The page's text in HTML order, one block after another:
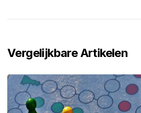
Vergelijkbare Artikelen